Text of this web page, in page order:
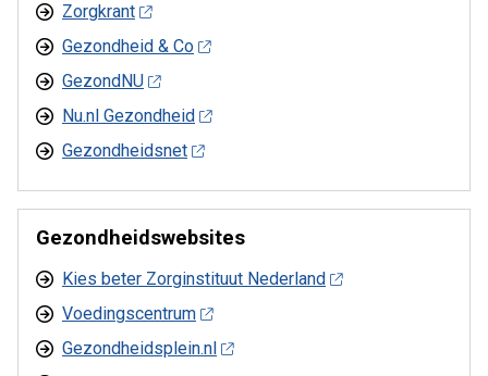
Zorgkrant
Gezondheid & Co
GezondNU
Nu.nl Gezondheid
Gezondheidsnet
Gezondheidswebsites
Kies beter Zorginstituut Nederland
Voedingscentrum
Gezondheidsplein.nl